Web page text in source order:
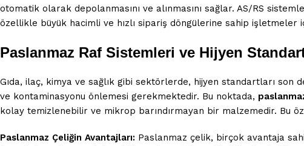
otomatik olarak depolanmasını ve alınmasını sağlar. AS/RS
özellikle büyük hacimli ve hızlı sipariş döngülerine sahip
Paslanmaz Raf Sistemleri ve Hijyen
Gıda, ilaç, kimya ve sağlık gibi sektörlerde, hijyen standartları
ve kontaminasyonu önlemesi gerekmektedir. Bu noktada,
kolay temizlenebilir ve mikrop barındırmayan bir malzemedir. Bu
Paslanmaz Çeliğin Avantajları: Paslanmaz çelik, birçok avantaja